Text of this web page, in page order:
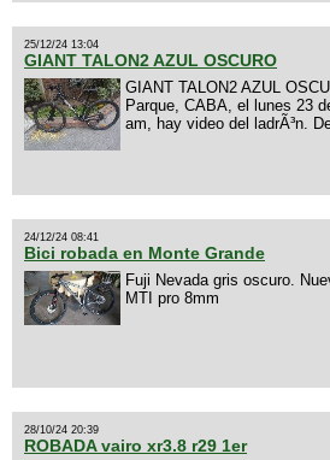
25/12/24 13:04
GIANT TALON2 AZUL OSCURO
GIANT TALON2 AZUL
Parque, CABA, el lunes 23
am, hay video del ladrÃ³n.
24/12/24 08:41
Bici robada en Monte Grande
Fuji Nevada gris oscuro.
MTI pro 8mm
28/10/24 20:39
ROBADA vairo xr3.8 r29 1er